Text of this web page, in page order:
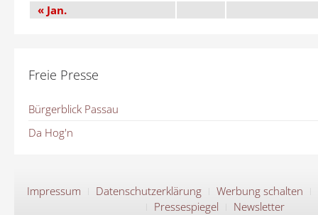
« Jan.
Freie Presse
Bürgerblick Passau
Da Hog'n
Impressum Datenschutzerklärung
Werbung schalten
Pressespiegel
Newsletter